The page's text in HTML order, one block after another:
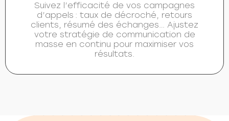
Suivez l’efficacité de vos campagnes
d’appels : taux de décroché, retours
clients, résumé des échanges… Ajustez
votre stratégie de communication de
masse en continu pour maximiser vos
résultats.